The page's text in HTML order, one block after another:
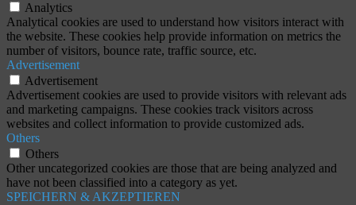
Analytics
Analytical cookies are used to understand how visitors interact with
the website. These cookies help provide information on metrics the
number of visitors, bounce rate, traffic source, etc.
Advertisement
Advertisement
Advertisement cookies are used to provide visitors with relevant ads
and marketing campaigns. These cookies track visitors across
websites and collect information to provide customized ads.
Others
Others
Other uncategorized cookies are those that are being analyzed and
have not been classified into a category as yet.
SPEICHERN & AKZEPTIEREN